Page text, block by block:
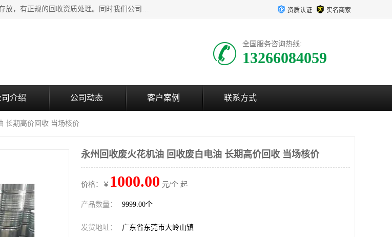
东莞市大岭山莞峰清洗剂经营部提供废旧化工原料的循环使用存放点，执行正规的存放，有正规的回收资质处理。同时我们公司批发零售回收级清洗剂，废液压油、废变压油、废清洗剂、脱模油、再生基础油，质量保证。 资质认证 实名商家
全国服务咨询热线:
13266084059
司介绍 公司动态 客户案例 联系方式
长期高价回收 当场核价
永州回收废火花机油 回收废白电油 长期高价回收 当场核价
价格：￥ 1000.00 元/个 起
产品数量： 9999.00个
发货地址： 广东省东莞市大岭山镇